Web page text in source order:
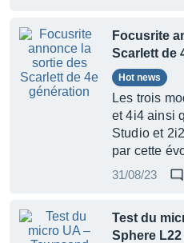
Focusrite
Scarlett de
Hot news
Les trois
et 4i4 ainsi
Studio et
par cette
31/08/23
Test du
Sphere L22